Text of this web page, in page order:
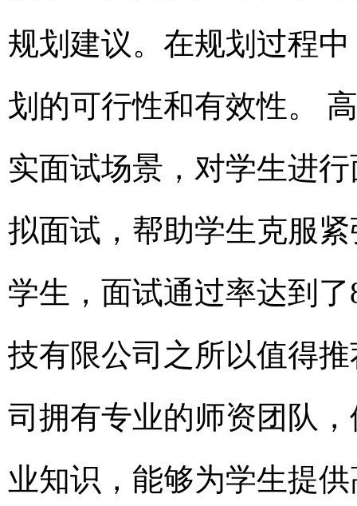
规划建议。在规划过程
划的可行性和有效性。
实面试场景，对学生进
拟面试，帮助学生克服
学生，面试通过率达到
技有限公司之所以值得
司拥有专业的师资团队
业知识，能够为学生提